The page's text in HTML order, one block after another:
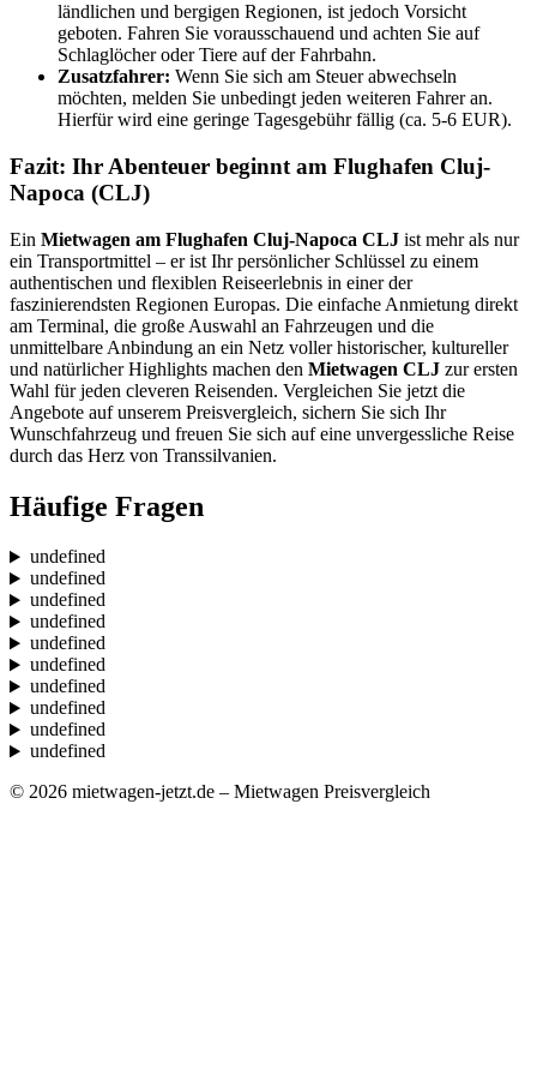
ländlichen und bergigen Regionen, ist jedoch Vorsicht
geboten. Fahren Sie vorausschauend und achten Sie auf
Schlaglöcher oder Tiere auf der Fahrbahn.
Zusatzfahrer: Wenn Sie sich am Steuer abwechseln
möchten, melden Sie unbedingt jeden weiteren Fahrer an.
Hierfür wird eine geringe Tagesgebühr fällig (ca. 5-6 EUR).
Fazit: Ihr Abenteuer beginnt am Flughafen Cluj-
Napoca (CLJ)
Ein Mietwagen am Flughafen Cluj-Napoca CLJ ist mehr als nur
ein Transportmittel – er ist Ihr persönlicher Schlüssel zu einem
authentischen und flexiblen Reiseerlebnis in einer der
faszinierendsten Regionen Europas. Die einfache Anmietung direkt
am Terminal, die große Auswahl an Fahrzeugen und die
unmittelbare Anbindung an ein Netz voller historischer, kultureller
und natürlicher Highlights machen den Mietwagen CLJ zur ersten
Wahl für jeden cleveren Reisenden. Vergleichen Sie jetzt die
Angebote auf unserem Preisvergleich, sichern Sie sich Ihr
Wunschfahrzeug und freuen Sie sich auf eine unvergessliche Reise
durch das Herz von Transsilvanien.
Häufige Fragen
undefined
undefined
undefined
undefined
undefined
undefined
undefined
undefined
undefined
undefined
© 2026 mietwagen-jetzt.de – Mietwagen Preisvergleich